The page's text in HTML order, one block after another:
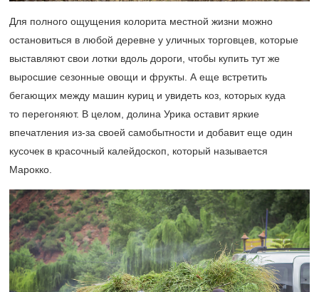
Для полного ощущения колорита местной жизни можно
остановиться в любой деревне у уличных торговцев, которые
выставляют свои лотки вдоль дороги, чтобы купить тут же
выросшие сезонные овощи и фрукты. А еще встретить
бегающих между машин куриц и увидеть коз, которых куда
то перегоняют. В целом, долина Урика оставит яркие
впечатления из-за своей самобытности и добавит еще один
кусочек в красочный калейдоскоп, который называется
Марокко.